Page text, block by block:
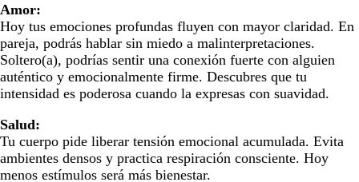
Amor:
Hoy tus emociones profundas fluyen con mayor claridad. En
pareja, podrás hablar sin miedo a malinterpretaciones.
Soltero(a), podrías sentir una conexión fuerte con alguien
auténtico y emocionalmente firme. Descubres que tu
intensidad es poderosa cuando la expresas con suavidad.
Salud:
Tu cuerpo pide liberar tensión emocional acumulada. Evita
ambientes densos y practica respiración consciente. Hoy
menos estímulos será más bienestar.